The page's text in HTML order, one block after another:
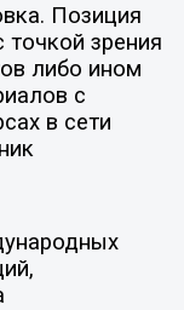
Позиция
точкой зрения
либо ином
с
в сети